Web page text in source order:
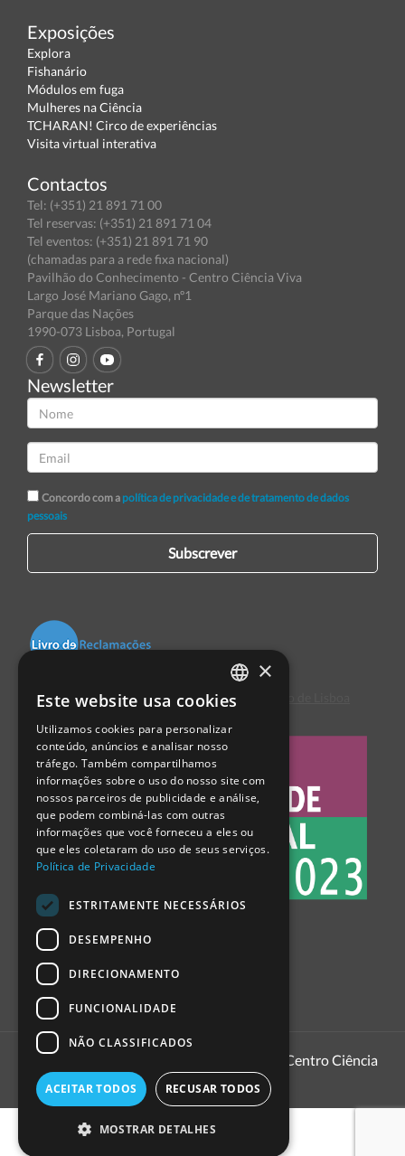
Exposições
Explora
Fishanário
Módulos em fuga
Mulheres na Ciência
TCHARAN! Circo de experiências
Visita virtual interativa
Contactos
Tel: (+351) 21 891 71 00
Tel reservas: (+351) 21 891 71 04
Tel eventos: (+351) 21 891 71 90
(chamadas para a rede fixa nacional)
Pavilhão do Conhecimento - Centro Ciência Viva
Largo José Mariano Gago, nº1
Parque das Nações
1990-073 Lisboa, Portugal
Newsletter
Concordo com a política de privacidade e de tratamento de dados
pessoais
Subscrever
Centro de Arbitragem de Conflitos de Consumo de Lisboa
1999 - 2026
Pavilhão do Conhecimento | Centro Ciência
PORTUGUESE
ENGLISH
SPANISH
×
Este website usa cookies
Utilizamos cookies para personalizar
conteúdo, anúncios e analisar nosso
tráfego. Também compartilhamos
informações sobre o uso do nosso site com
nossos parceiros de publicidade e análise,
que podem combiná-las com outras
informações que você forneceu a eles ou
que eles coletaram do uso de seus serviços.
Política de Privacidade
ESTRITAMENTE NECESSÁRIOS
DESEMPENHO
DIRECIONAMENTO
FUNCIONALIDADE
NÃO CLASSIFICADOS
ACEITAR TODOS RECUSAR TODOS
MOSTRAR DETALHES